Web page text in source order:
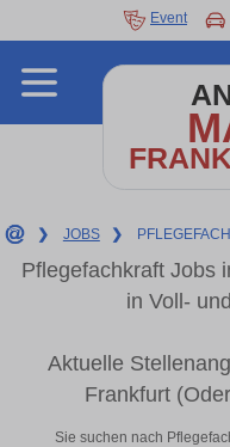
Event
❯ JOBS ❯
Pflegefachkraft Jobs
in Voll-
Aktuelle
Frankfurt
Sie suchen nach